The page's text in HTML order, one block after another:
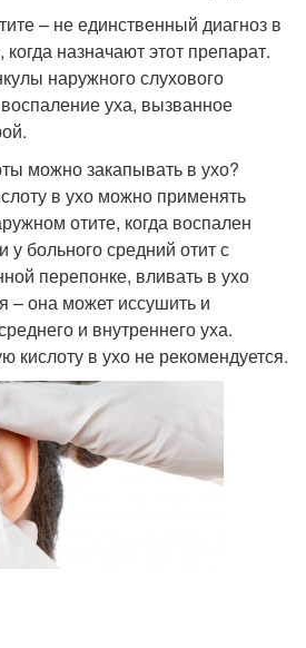
– не единственный диагноз в
назначают этот препарат.
наружного слухового
уха, вызванное
можно закапывать в ухо?
в ухо можно применять
отите, когда воспален
у больного средний отит с
перепонке, вливать в ухо
– она может иссушить и
и внутреннего уха.
кислоту в ухо не рекомендуется.